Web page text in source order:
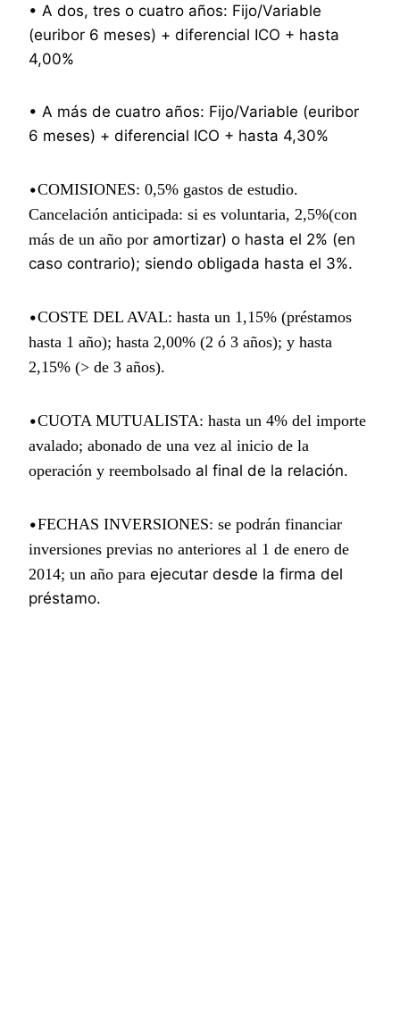
• A dos, tres o cuatro años: Fijo/Variable
(euribor 6 meses) + diferencial ICO + hasta
4,00%
• A más de cuatro años: Fijo/Variable (euribor
6 meses) + diferencial ICO + hasta 4,30%
•COMISIONES: 0,5% gastos de estudio.
Cancelación anticipada: si es voluntaria, 2,5%(con
más de un año por amortizar) o hasta el 2% (en
caso contrario); siendo obligada hasta el 3%.
•COSTE DEL AVAL: hasta un 1,15% (préstamos
hasta 1 año); hasta 2,00% (2 ó 3 años); y hasta
2,15% (> de 3 años).
•CUOTA MUTUALISTA: hasta un 4% del importe
avalado; abonado de una vez al inicio de la
operación y reembolsado al final de la relación.
•FECHAS INVERSIONES: se podrán financiar
inversiones previas no anteriores al 1 de enero de
2014; un año para ejecutar desde la firma del
préstamo.